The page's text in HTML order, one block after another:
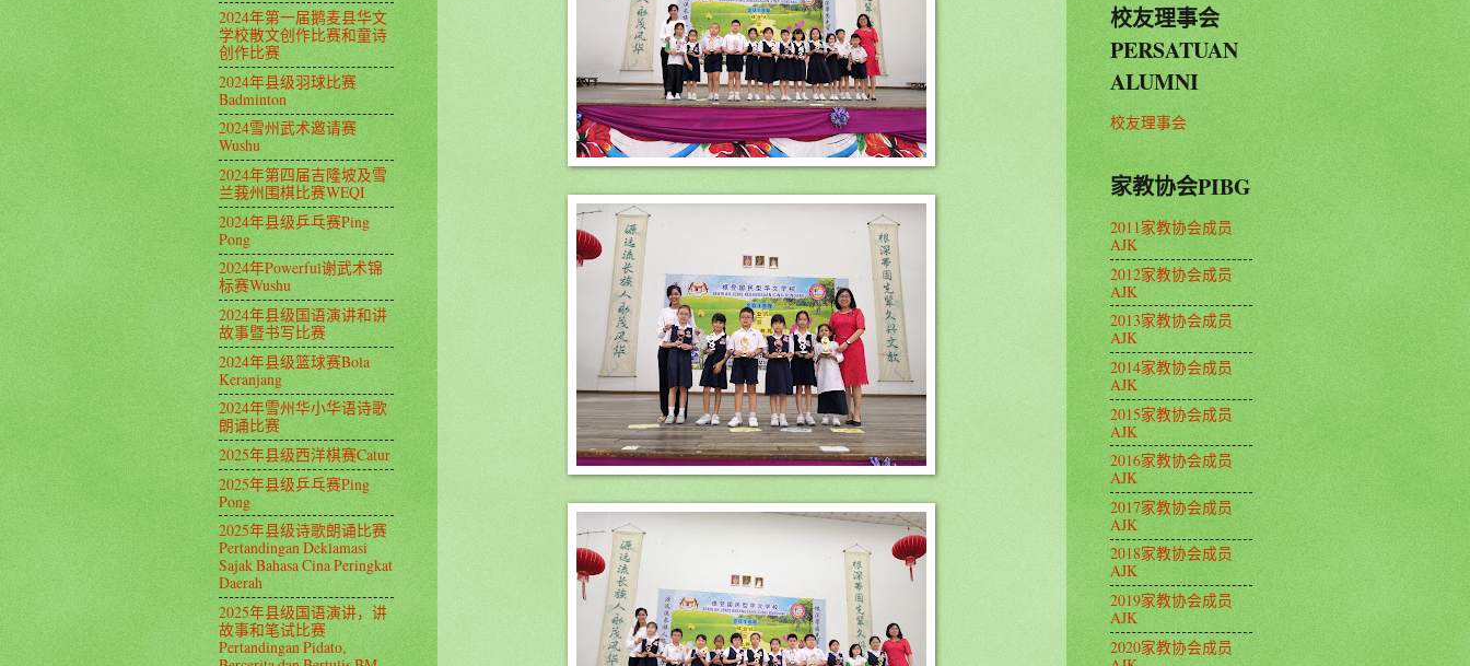
2024年第一届鹅麦县华文
学校散文创作比赛和童诗
创作比赛
2024年县级羽球比赛
Badminton
2024雪州武术邀请赛
Wushu
2024年第四届吉隆坡及雪
兰莪州围棋比赛WEQI
2024年县级乒乓赛Ping
Pong
2024年Powerful谢武术锦
标赛Wushu
2024年县级国语演讲和讲
故事暨书写比赛
2024年县级篮球赛Bola
Keranjang
2024年雪州华小华语诗歌
朗诵比赛
2025年县级西洋棋赛Catur
2025年县级乒乓赛Ping
Pong
2025年县级诗歌朗诵比赛
Pertandingan Deklamasi
Sajak Bahasa Cina Peringkat
Daerah
2025年县级国语演讲，讲
故事和笔试比赛
Pertandingan Pidato,
校友理事会
PERSATUAN
ALUMNI
校友理事会
家教协会PIBG
2011家教协会成员
AJK
2012家教协会成员
AJK
2013家教协会成员
AJK
2014家教协会成员
AJK
2015家教协会成员
AJK
2016家教协会成员
AJK
2017家教协会成员
AJK
2018家教协会成员
AJK
2019家教协会成员
AJK
2020家教协会成员